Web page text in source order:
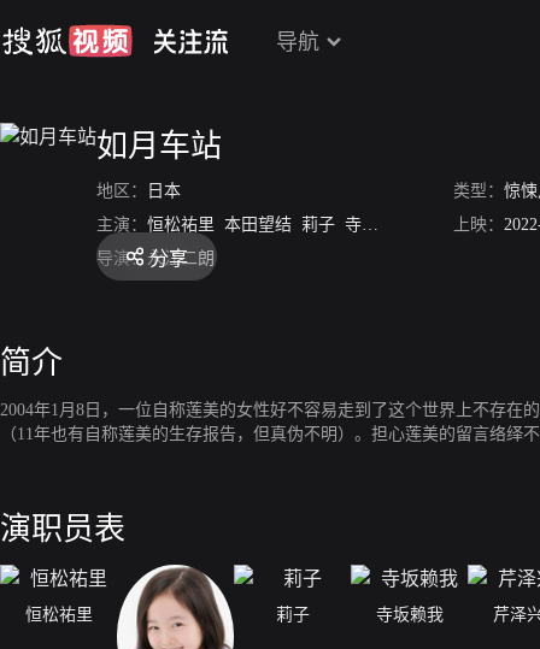
导航
如月车站
地区： 日本 类型： 惊
主演： 恒松祐里 本田望结 莉子 寺坂赖我 芹泽兴人 佐藤
上映：
导演： 永江二朗
分享
简介
2004年1月8日，一位自称莲美的女性好不容易走到了这个世界上不存
（11年也有自称莲美的生存报告，但真伪不明）。担心莲美的留言络
演职员表
恒松祐里 莉子 寺坂赖我 芹泽